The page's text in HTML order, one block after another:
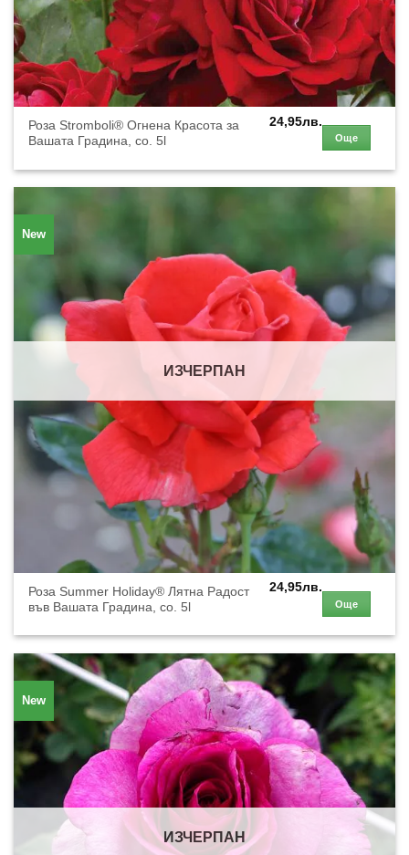
Роза Stromboli® Огнена Красота за
Вашата Градина, co. 5l
24,95лв.
Още
New
ИЗЧЕРПАН
Роза Summer Holiday® Лятна Радост
във Вашата Градина, co. 5l
24,95лв.
Още
New
ИЗЧЕРПАН